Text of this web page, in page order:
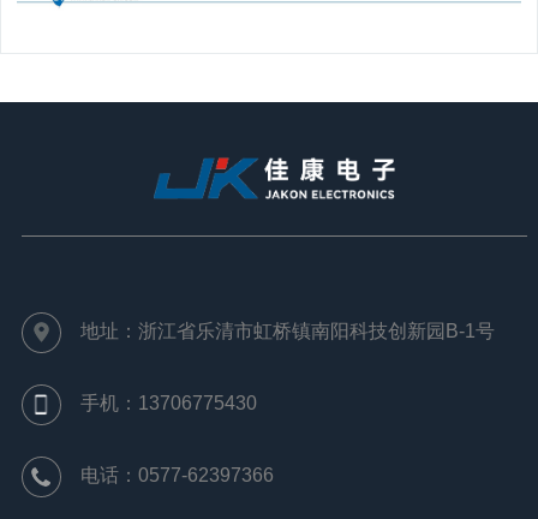
地址：浙江省乐清市虹桥镇南阳科技创新园B-1号
手机：13706775430
电话：0577-62397366